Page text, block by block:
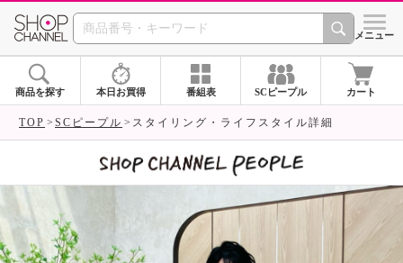
SHOP CHANNEL シメニュー
商品を探す 本日お買得 番組表 SCピープル カート
TOP SCピープル スタイリング・ライフスタイル詳細